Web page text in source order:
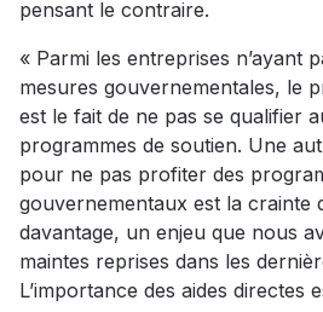
pensant le contraire.
« Parmi les entreprises n’ayant
mesures gouvernementales, le
est le fait de ne pas se qualifier
programmes de soutien. Une
pour ne pas profiter des
gouvernementaux est la crainte
davantage, un enjeu que nous
maintes reprises dans les
L’importance des aides directes